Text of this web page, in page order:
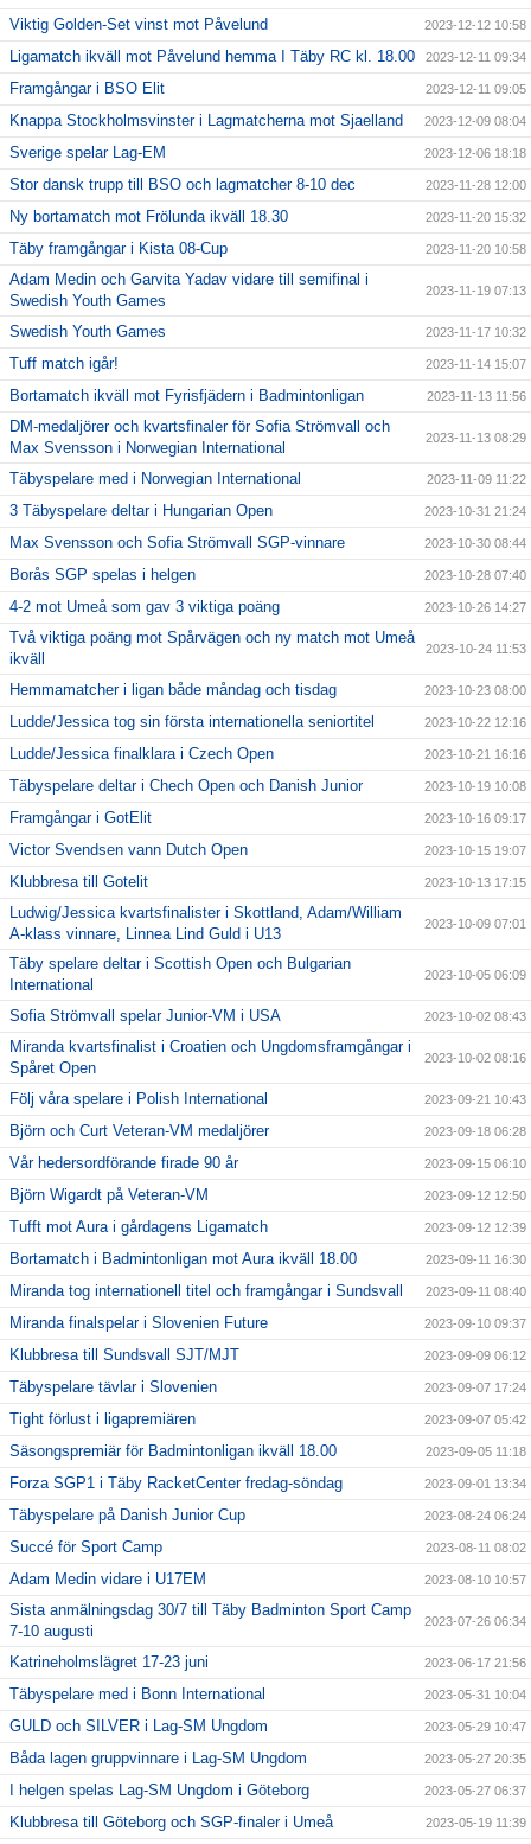
Viktig Golden-Set vinst mot Påvelund
2023-12-12 10:58
Ligamatch ikväll mot Påvelund hemma I Täby RC kl. 18.00 2023-12-11 09:34
Framgångar i BSO Elit 2023-12-11 09:05
Knappa Stockholmsvinster i Lagmatcherna mot Sjaelland 2023-12-09 08:04
Sverige spelar Lag-EM 2023-12-06 18:18
Stor dansk trupp till BSO och lagmatcher 8-10 dec 2023-11-28 12:00
Ny bortamatch mot Frölunda ikväll 18.30 2023-11-20 15:32
Täby framgångar i Kista 08-Cup 2023-11-20 10:58
Adam Medin och Garvita Yadav vidare till semifinal i
Swedish Youth Games
2023-11-19 07:13
Swedish Youth Games 2023-11-17 10:32
Tuff match igår! 2023-11-14 15:07
Bortamatch ikväll mot Fyrisfjädern i Badmintonligan 2023-11-13 11:56
DM-medaljörer och kvartsfinaler för Sofia Strömvall och
Max Svensson i Norwegian International
2023-11-13 08:29
Täbyspelare med i Norwegian International 2023-11-09 11:22
3 Täbyspelare deltar i Hungarian Open 2023-10-31 21:24
Max Svensson och Sofia Strömvall SGP-vinnare 2023-10-30 08:44
Borås SGP spelas i helgen 2023-10-28 07:40
4-2 mot Umeå som gav 3 viktiga poäng 2023-10-26 14:27
Två viktiga poäng mot Spårvägen och ny match mot Umeå
ikväll
2023-10-24 11:53
Hemmamatcher i ligan både måndag och tisdag 2023-10-23 08:00
Ludde/Jessica tog sin första internationella seniortitel 2023-10-22 12:16
Ludde/Jessica finalklara i Czech Open 2023-10-21 16:16
Täbyspelare deltar i Chech Open och Danish Junior 2023-10-19 10:08
Framgångar i GotElit 2023-10-16 09:17
Victor Svendsen vann Dutch Open 2023-10-15 19:07
Klubbresa till Gotelit 2023-10-13 17:15
Ludwig/Jessica kvartsfinalister i Skottland, Adam/William
A-klass vinnare, Linnea Lind Guld i U13
2023-10-09 07:01
Täby spelare deltar i Scottish Open och Bulgarian
International
2023-10-05 06:09
Sofia Strömvall spelar Junior-VM i USA 2023-10-02 08:43
Miranda kvartsfinalist i Croatien och Ungdomsframgångar i
Spåret Open
2023-10-02 08:16
Följ våra spelare i Polish International 2023-09-21 10:43
Björn och Curt Veteran-VM medaljörer 2023-09-18 06:28
Vår hedersordförande firade 90 år 2023-09-15 06:10
Björn Wigardt på Veteran-VM 2023-09-12 12:50
Tufft mot Aura i gårdagens Ligamatch 2023-09-12 12:39
Bortamatch i Badmintonligan mot Aura ikväll 18.00 2023-09-11 16:30
Miranda tog internationell titel och framgångar i Sundsvall 2023-09-11 08:40
Miranda finalspelar i Slovenien Future 2023-09-10 09:37
Klubbresa till Sundsvall SJT/MJT 2023-09-09 06:12
Täbyspelare tävlar i Slovenien 2023-09-07 17:24
Tight förlust i ligapremiären 2023-09-07 05:42
Säsongspremiär för Badmintonligan ikväll 18.00 2023-09-05 11:18
Forza SGP1 i Täby RacketCenter fredag-söndag 2023-09-01 13:34
Täbyspelare på Danish Junior Cup 2023-08-24 06:24
Succé för Sport Camp 2023-08-11 08:02
Adam Medin vidare i U17EM 2023-08-10 10:57
Sista anmälningsdag 30/7 till Täby Badminton Sport Camp
7-10 augusti
2023-07-26 06:34
Katrineholmslägret 17-23 juni 2023-06-17 21:56
Täbyspelare med i Bonn International 2023-05-31 10:04
GULD och SILVER i Lag-SM Ungdom 2023-05-29 10:47
Båda lagen gruppvinnare i Lag-SM Ungdom 2023-05-27 20:35
I helgen spelas Lag-SM Ungdom i Göteborg 2023-05-27 06:37
Klubbresa till Göteborg och SGP-finaler i Umeå 2023-05-19 11:39